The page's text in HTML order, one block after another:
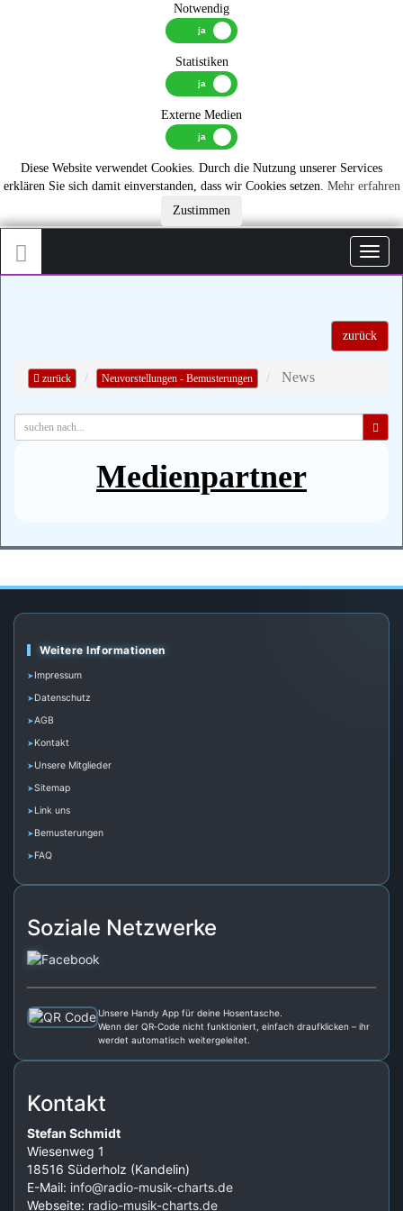
Notwendig
Statistiken
Externe Medien
Diese Website verwendet Cookies. Durch die Nutzung unserer Services
erklären Sie sich damit einverstanden, dass wir Cookies setzen. Mehr erfahren
Zustimmen
zurück
zurück Neuvorstellungen - Bemusterungen News
Medienpartner
Weitere Informationen
Impressum
Datenschutz
AGB
Kontakt
Unsere Mitglieder
Sitemap
Link uns
Bemusterungen
FAQ
Soziale Netzwerke
Unsere Handy App für deine Hosentasche.
Wenn der QR‑Code nicht funktioniert, einfach draufklicken – ihr
werdet automatisch weitergeleitet.
Kontakt
Stefan Schmidt
Wiesenweg 1
18516 Süderholz (Kandelin)
E-Mail: info@radio-musik-charts.de
Webseite: radio-musik-charts.de